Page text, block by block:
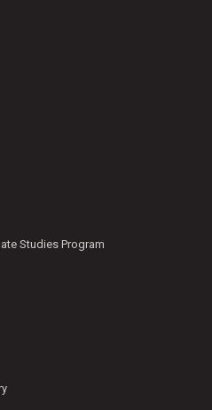
Studies Program